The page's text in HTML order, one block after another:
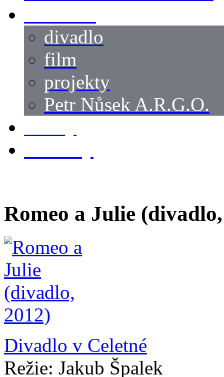
divadlo
film
projekty
Petr Nůsek A.R.G.O.
Romeo a Julie
Divadlo v Celetné
Režie: Jakub Špalek